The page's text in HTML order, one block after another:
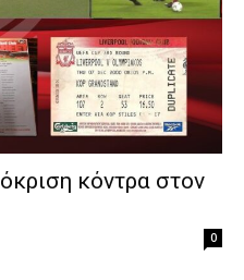
κόντρα στον
0